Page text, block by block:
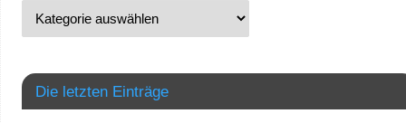
Die letzten Einträge